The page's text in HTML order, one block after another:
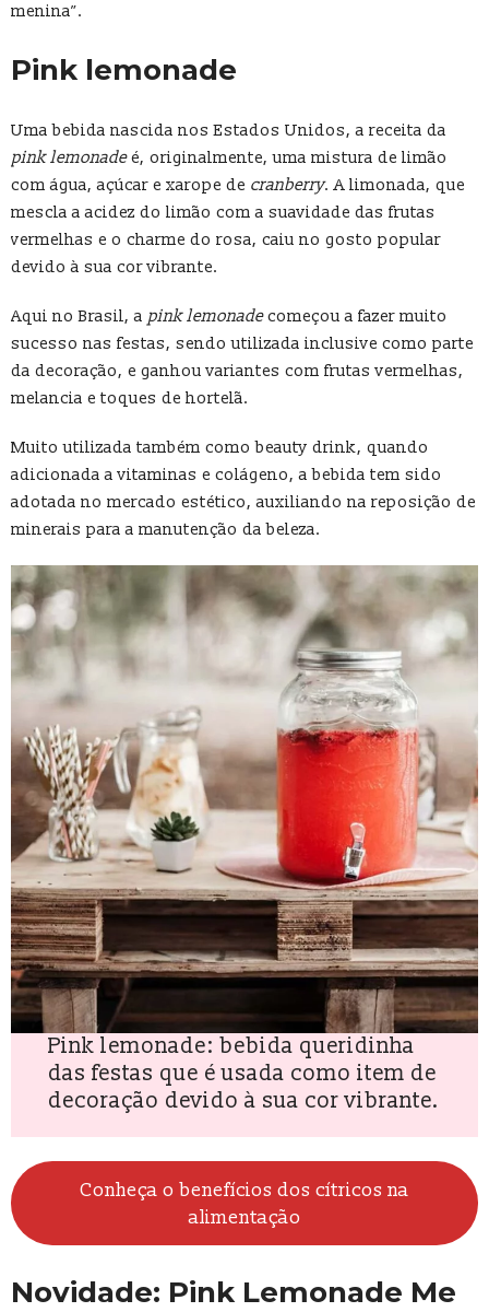
menina”.
Pink lemonade
Uma bebida nascida nos Estados Unidos, a receita da
pink lemonadeé, originalmente, uma mistura de limão
com água, açúcar e xarope de cranberry. A limonada, que
mescla a acidez do limão com a suavidade das frutas
vermelhas e o charme do rosa, caiu no gosto popular
devido à sua cor vibrante.
Aqui no Brasil, a pink lemonadecomeçou a fazer muito
sucesso nas festas, sendo utilizada inclusive como parte
da decoração, e ganhou variantes com frutas vermelhas,
melancia e toques de hortelã.
Muito utilizada também como beauty drink, quando
adicionada a vitaminas e colágeno, a bebida tem sido
adotada no mercado estético, auxiliando na reposição de
minerais para a manutenção da beleza.
Pink lemonade: bebida queridinha
das festas que é usada como item de
decoração devido à sua cor vibrante.
Conheça o benefícios dos cítricos na
alimentação
Novidade: Pink Lemonade Me